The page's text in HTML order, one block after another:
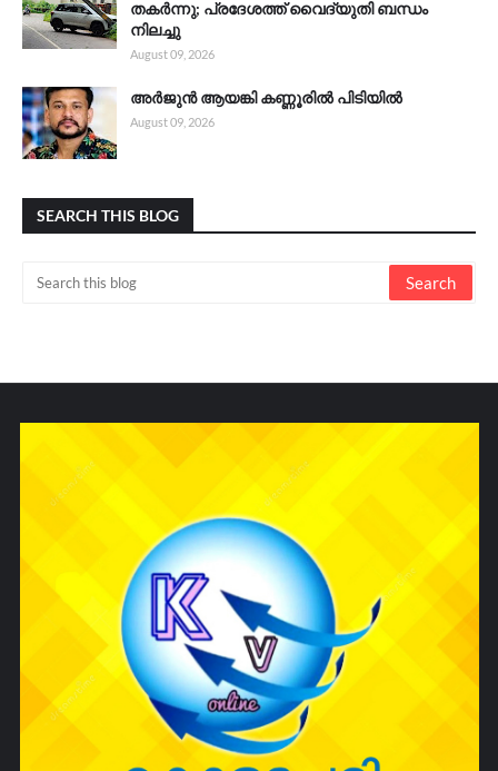
തകർന്നു; പ്രദേശത്ത് വൈദ്യുതി ബന്ധം
നിലച്ചു
August 09, 2026
അർജുൻ ആയങ്കി കണ്ണൂരിൽ പിടിയിൽ
August 09, 2026
SEARCH THIS BLOG